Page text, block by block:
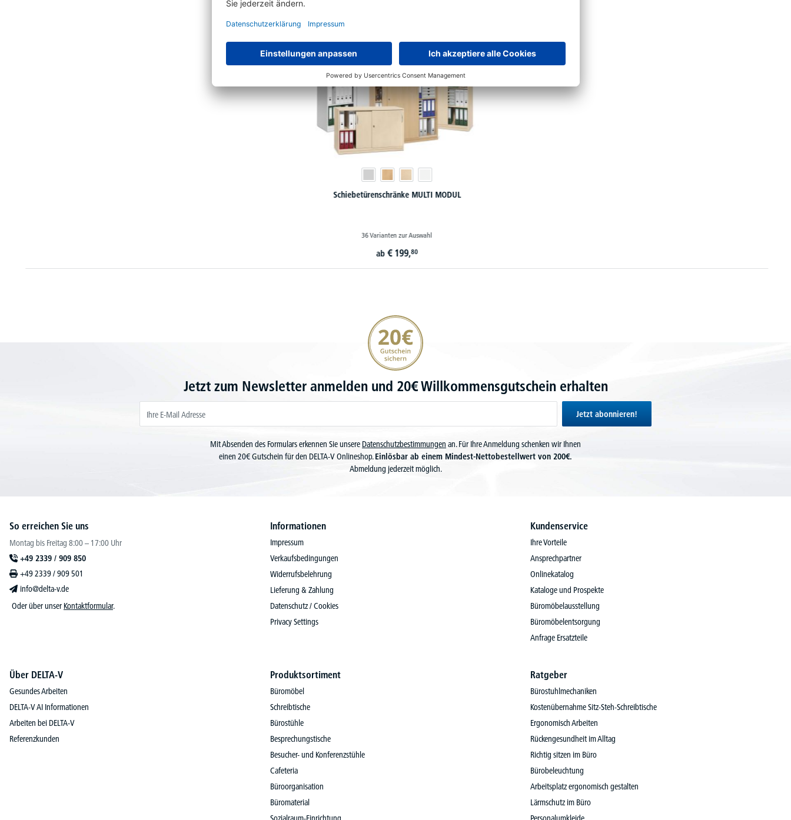
Schiebetürenschränke MULTI MODUL
36 Varianten zur Auswahl
ab € 199,80
20€ Gutschein sichern
Jetzt zum Newsletter anmelden und 20€ Willkommensgutschein erhalten
Jetzt abonnieren!
Mit Absenden des Formulars erkennen Sie unsere Datenschutzbestimmungen an. Für Ihre Anmeldung schenken wir Ihnen
einen 20€ Gutschein für den DELTA-V Onlineshop.Einlösbar ab einem Mindest-Nettobestellwert von 200€.
Abmeldung jederzeit möglich.
So erreichen Sie uns
Montag bis Freitag 8:00 – 17:00 Uhr
+49 2339 / 909 850
+49 2339 / 909 501
info@delta-v.de
Oder über unser Kontaktformular.
Informationen
Impressum
Verkaufsbedingungen
Widerrufsbelehrung
Lieferung & Zahlung
Datenschutz / Cookies
Privacy Settings
Kundenservice
Ihre Vorteile
Ansprechpartner
Onlinekatalog
Kataloge und Prospekte
Büromöbelausstellung
Büromöbelentsorgung
Anfrage Ersatzteile
Über DELTA-V
Gesundes Arbeiten
DELTA-V AI Informationen
Arbeiten bei DELTA-V
Referenzkunden
Produktsortiment
Büromöbel
Schreibtische
Bürostühle
Besprechungstische
Besucher- und Konferenzstühle
Cafeteria
Büroorganisation
Büromaterial
Ratgeber
Bürostuhlmechaniken
Kostenübernahme Sitz-Steh-Schreibtische
Ergonomisch Arbeiten
Rückengesundheit im Alltag
Richtig sitzen im Büro
Bürobeleuchtung
Arbeitsplatz ergonomisch gestalten
Lärmschutz im Büro